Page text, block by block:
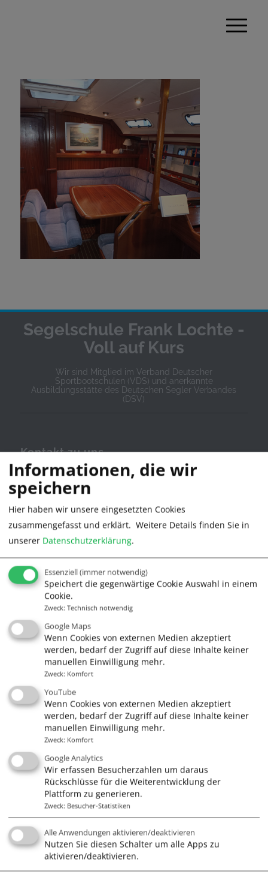
Segelschule Frank Lochte -
Voll auf Kurs
Wir sind Mitglied im Verband Deutscher
Sportbootschulen (VDS) und anerkannte
Ausbildungsstätte des Deutschen Segler Verbandes
(DSV)
Kontakt zu uns
Segelschule Frank Lochte
Stresemannstr. 11
21335 Lüneburg
Tel. 04131/380022
info@segelschule.de
Quick Links
Gutscheine
Führerscheine
Törns & Mitsegeln
Skippertraining
Charter
Infos
Impressum
Informationen, die wir
speichern
Hier haben wir unsere eingesetzten Cookies
zusammengefasst und erklärt. Weitere Details finden Sie in
unserer Datenschutzerklärung.
Essenziell(immer notwendig)
Speichert die gegenwärtige Cookie Auswahl in einem
Cookie.
Zweck: Technisch notwendig
Google Maps
Wenn Cookies von externen Medien akzeptiert
werden, bedarf der Zugriff auf diese Inhalte keiner
manuellen Einwilligung mehr.
Zweck: Komfort
YouTube
Wenn Cookies von externen Medien akzeptiert
werden, bedarf der Zugriff auf diese Inhalte keiner
manuellen Einwilligung mehr.
Zweck: Komfort
Google Analytics
Wir erfassen Besucherzahlen um daraus
Rückschlüsse für die Weiterentwicklung der
Plattform zu generieren.
Zweck: Besucher-Statistiken
Alle Anwendungen aktivieren/deaktivieren
Nutzen Sie diesen Schalter um alle Apps zu
aktivieren/deaktivieren.